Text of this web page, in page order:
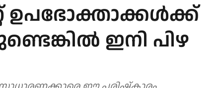
ഉപഭോക്താക്കള്‍ക്ക്
ഇനി പിഴ